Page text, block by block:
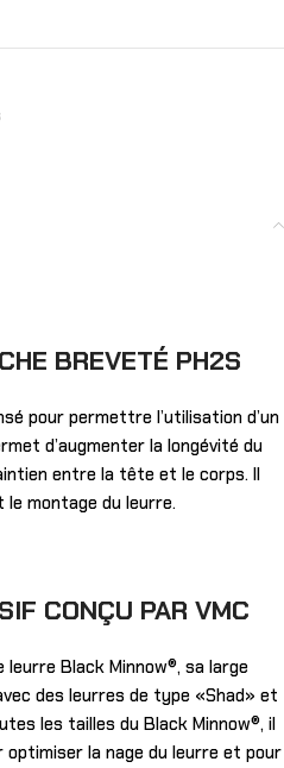
BREVETÉ PH2S
pour permettre l’utilisation d’un
d’augmenter la longévité du
entre la tête et le corps. Il
montage du leurre.
CONÇU PAR VMC
Black Minnow®, sa large
des leurres de type «Shad» et
les tailles du Black Minnow®, il
la nage du leurre et pour